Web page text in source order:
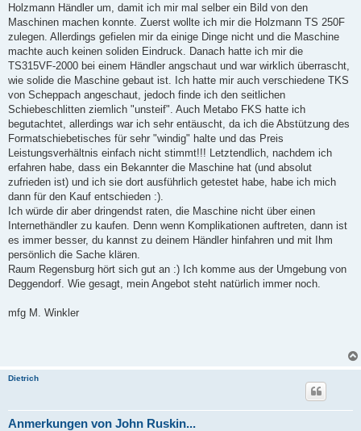
Holzmann Händler um, damit ich mir mal selber ein Bild von den
Maschinen machen konnte. Zuerst wollte ich mir die Holzmann TS 250F
zulegen. Allerdings gefielen mir da einige Dinge nicht und die Maschine
machte auch keinen soliden Eindruck. Danach hatte ich mir die
TS315VF-2000 bei einem Händler angschaut und war wirklich überrascht,
wie solide die Maschine gebaut ist. Ich hatte mir auch verschiedene TKS
von Scheppach angeschaut, jedoch finde ich den seitlichen
Schiebeschlitten ziemlich "unsteif". Auch Metabo FKS hatte ich
begutachtet, allerdings war ich sehr entäuscht, da ich die Abstützung des
Formatschiebetisches für sehr "windig" halte und das Preis
Leistungsverhältnis einfach nicht stimmt!!! Letztendlich, nachdem ich
erfahren habe, dass ein Bekannter die Maschine hat (und absolut
zufrieden ist) und ich sie dort ausführlich getestet habe, habe ich mich
dann für den Kauf entschieden :).
Ich würde dir aber dringendst raten, die Maschine nicht über einen
Internethändler zu kaufen. Denn wenn Komplikationen auftreten, dann ist
es immer besser, du kannst zu deinem Händler hinfahren und mit Ihm
persönlich die Sache klären.
Raum Regensburg hört sich gut an :) Ich komme aus der Umgebung von
Deggendorf. Wie gesagt, mein Angebot steht natürlich immer noch.
mfg M. Winkler
Dietrich
Anmerkungen von John Ruskin...